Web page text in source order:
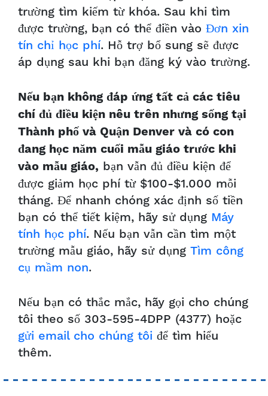
trường tìm kiếm từ khóa. Sau khi tìm
được trường, bạn có thể điền vào Đơn xin
tín chỉ học phí. Hỗ trợ bổ sung sẽ được
áp dụng sau khi bạn đăng ký vào trường.
Nếu bạn không đáp ứng tất cả các tiêu
chí đủ điều kiện nêu trên nhưng sống tại
Thành phố và Quận Denver và có con
đang học năm cuối mẫu giáo trước khi
vào mẫu giáo, bạn vẫn đủ điều kiện để
được giảm học phí từ $100-$1.000 mỗi
tháng. Để nhanh chóng xác định số tiền
bạn có thể tiết kiệm, hãy sử dụng Máy
tính học phí. Nếu bạn vẫn cần tìm một
trường mẫu giáo, hãy sử dụng Tìm công
cụ mầm non.
Nếu bạn có thắc mắc, hãy gọi cho chúng
tôi theo số 303-595-4DPP (4377) hoặc
gửi email cho chúng tôi để tìm hiểu
thêm.